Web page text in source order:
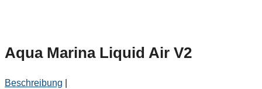
Aqua Marina Liquid Air V2
Beschreibung